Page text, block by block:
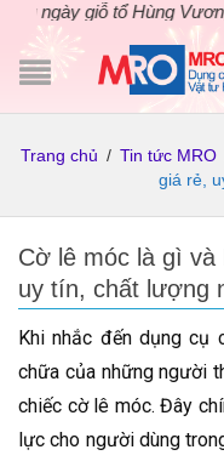
giỗ tổ Hùng Vương.Xả
Trang chủ / Tin tức MRO
giá rẻ,
Cờ lê móc là gì và
uy tín, chất lượng
Khi nhắc đến dụng cụ
chữa của những người
chiếc cờ lê móc. Đây
lực cho người dùng